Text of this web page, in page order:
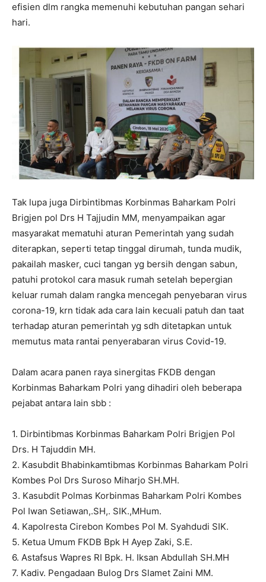
efisien dlm rangka memenuhi kebutuhan pangan sehari
hari.
Tak lupa juga Dirbintibmas Korbinmas Baharkam Polri
Brigjen pol Drs H Tajjudin MM, menyampaikan agar
masyarakat mematuhi aturan Pemerintah yang sudah
diterapkan, seperti tetap tinggal dirumah, tunda mudik,
pakailah masker, cuci tangan yg bersih dengan sabun,
patuhi protokol cara masuk rumah setelah bepergian
keluar rumah dalam rangka mencegah penyebaran virus
corona-19, krn tidak ada cara lain kecuali patuh dan taat
terhadap aturan pemerintah yg sdh ditetapkan untuk
memutus mata rantai penyerabaran virus Covid-19.
Dalam acara panen raya sinergitas FKDB dengan
Korbinmas Baharkam Polri yang dihadiri oleh beberapa
pejabat antara lain sbb :
1. Dirbintibmas Korbinmas Baharkam Polri Brigjen Pol
Drs. H Tajuddin MH.
2. Kasubdit Bhabinkamtibmas Korbinmas Baharkam Polri
Kombes Pol Drs Suroso Miharjo SH.MH.
3. Kasubdit Polmas Korbinmas Baharkam Polri Kombes
Pol Iwan Setiawan,.SH,. SIK.,MHum.
4. Kapolresta Cirebon Kombes Pol M. Syahdudi SIK.
5. Ketua Umum FKDB Bpk H Ayep Zaki, S.E.
6. Astafsus Wapres RI Bpk. H. Iksan Abdullah SH.MH
7. Kadiv. Pengadaan Bulog Drs Slamet Zaini MM.